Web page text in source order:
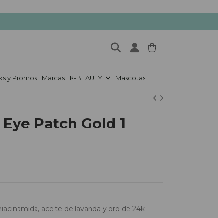
y Promos Marcas K-BEAUTY Mascotas
Patch Gold 1
aceite de lavanda y oro de 24k.